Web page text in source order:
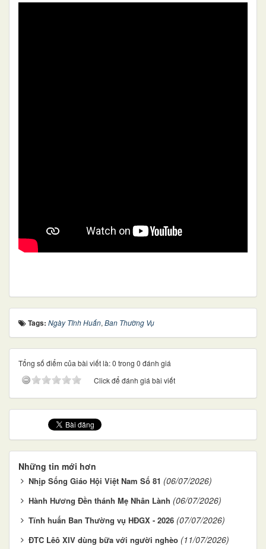
Tags: Ngày Tĩnh Huấn, Ban Thường Vụ
Tổng số điểm của bài viết là: 0 trong 0 đánh giá
Click để đánh giá bài viết
Những tin mới hơn
Nhịp Sống Giáo Hội Việt Nam Số 81 (06/07/2026)
Hành Hương Đền thánh Mẹ Nhân Lành (06/07/2026)
Tĩnh huấn Ban Thường vụ HĐGX - 2026 (07/07/2026)
ĐTC Lêô XIV dùng bữa với người nghèo (11/07/2026)